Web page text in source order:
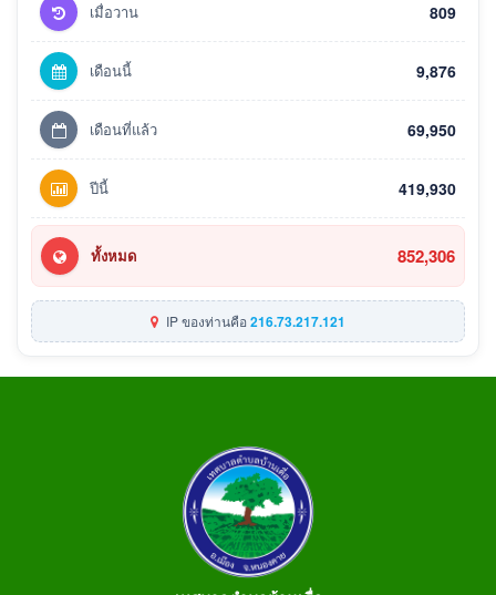
เมื่อวาน 809
เดือนนี้ 9,876
เดือนที่แล้ว 69,950
ปีนี้ 419,930
ทั้งหมด 852,306
IP ของท่านคือ216.73.217.121